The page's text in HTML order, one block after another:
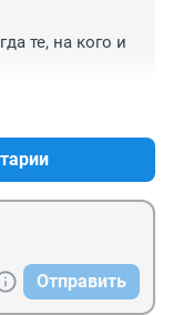
те, на кого и
Отправить